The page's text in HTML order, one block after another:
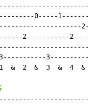
0-----
2-----------
3----------
&  2  &  3  &  4  &